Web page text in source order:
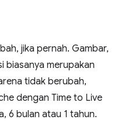
jika pernah. Gambar,
biasanya merupakan
tidak berubah,
dengan Time to Live
6 bulan atau 1 tahun.